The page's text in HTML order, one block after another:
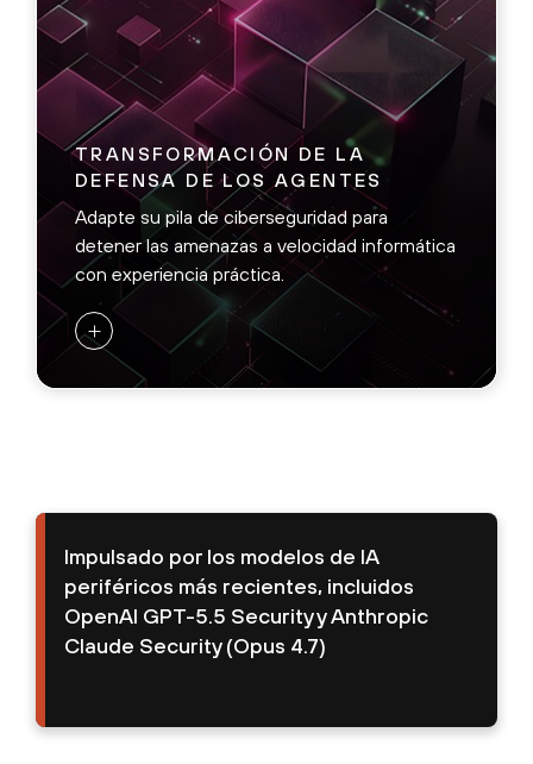
para encontrar vulnerabilidades antes que
los atacantes.
Valide los hallazgos con inteligencia de
amenazas exclusiva y visibilidad completa de
la superficie de ataque.
Comprenda los problemas críticos en tiempo
real identificando los riesgos a velocidad
informática.
-
la arquitectura de seguridad podría fallar.
Priorice las acciones para generar
resistencia estructural contra las amenazas
de IA periféricas.
-
TRANSFORMACIÓN DE LA
DEFENSA DE LOS AGENTES
Adapte su pila de ciberseguridad para
detener las amenazas a velocidad informática
con experiencia práctica.
+
Impulsado por los modelos de IA
periféricos más recientes, incluidos
OpenAI GPT-5.5 Security y Anthropic
Claude Security (Opus 4.7)